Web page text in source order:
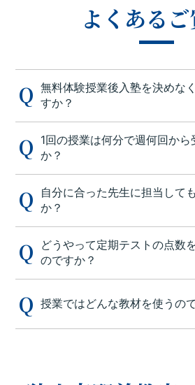
よくある
無料体験授業後入塾を決めな
すか？
1回の授業は何分で週何回から
か？
自分に合った先生に担当して
か？
どうやって定期テストの点数
のですか？
授業ではどんな教材を使うの